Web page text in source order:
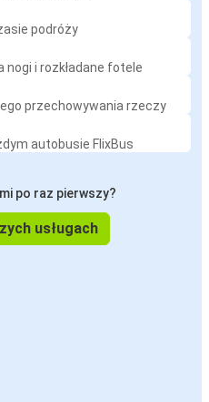
podróży
i rozkładane fotele
przechowywania rzeczy
autobusie FlixBus
po raz pierwszy?
usługach